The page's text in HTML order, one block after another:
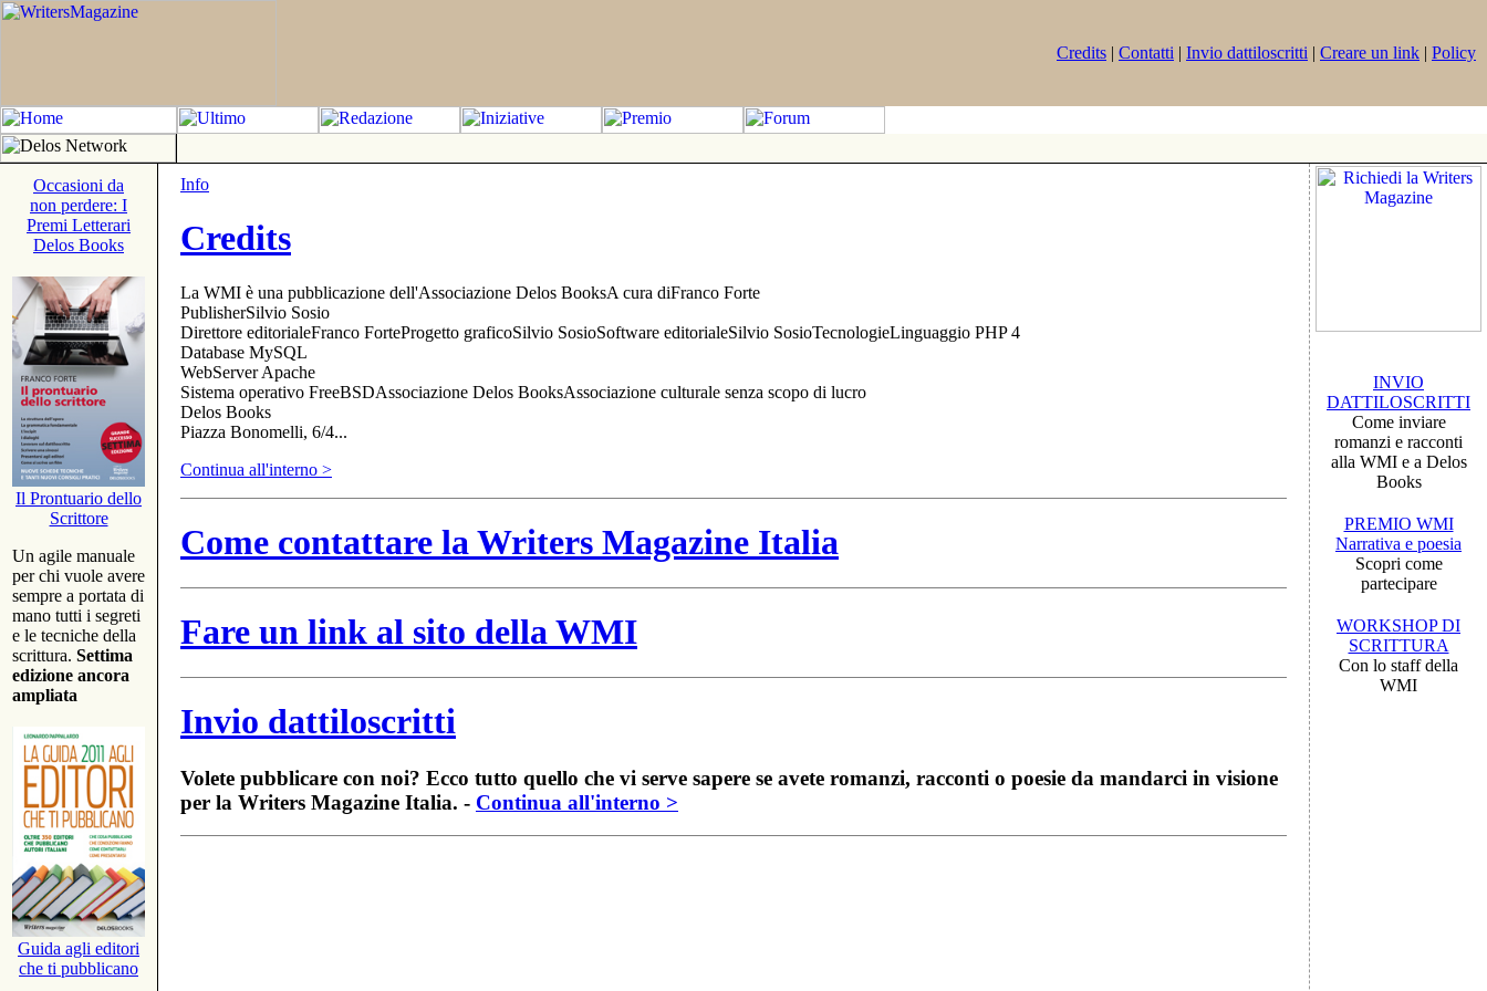
Credits | Contatti | Invio dattiloscritti | Creare un link | Policy
Occasioni da
non perdere: I
Premi Letterari
Delos Books
Il Prontuario dello
Scrittore
Un agile manuale
per chi vuole avere
sempre a portata di
mano tutti i segreti
e le tecniche della
scrittura. Settima
edizione ancora
ampliata
Guida agli editori
che ti pubblicano
Info
Credits
La WMI è una pubblicazione dell'Associazione Delos BooksA cura diFranco Forte
PublisherSilvio Sosio
Direttore editorialeFranco ForteProgetto graficoSilvio SosioSoftware editorialeSilvio SosioTecnologieLinguaggio PHP 4
Database MySQL
WebServer Apache
Sistema operativo FreeBSDAssociazione Delos BooksAssociazione culturale senza scopo di lucro
Delos Books
Piazza Bonomelli, 6/4...
Continua all'interno >
Come contattare la Writers Magazine Italia
Fare un link al sito della WMI
Invio dattiloscritti
Volete pubblicare con noi? Ecco tutto quello che vi serve sapere se avete romanzi, racconti o poesie da mandarci in visione
per la Writers Magazine Italia. - Continua all'interno >
INVIO
DATTILOSCRITTI
Come inviare
romanzi e racconti
alla WMI e a Delos
Books
PREMIO WMI
Narrativa e poesia
Scopri come
partecipare
WORKSHOP DI
SCRITTURA
Con lo staff della
WMI